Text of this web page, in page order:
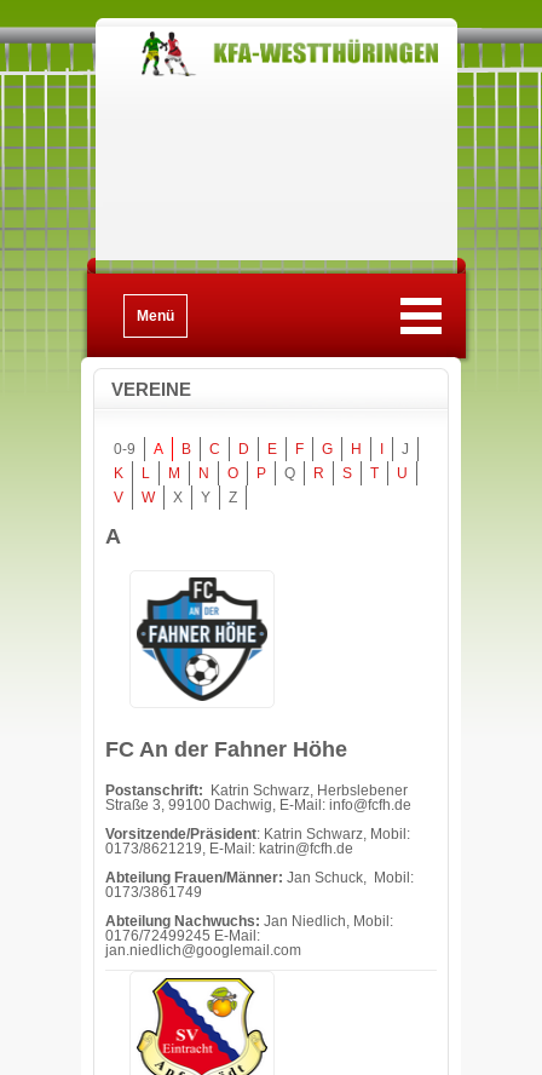
Menü
VEREINE
0-9 A B C D E F G H
J
K
L M N O P Q R S T
U
V
W X Y Z
A
FC An der Fahner Höhe
Postanschrift:
Katrin Schwarz, Herbslebener
Straße 3, 99100 Dachwig, E-Mail: info@fcfh.de
Vorsitzende/Präsident: Katrin Schwarz, Mobil:
0173/8621219, E-Mail: katrin@fcfh.de
Abteilung Frauen/Männer: Jan Schuck, Mobil:
0173/3861749
Abteilung Nachwuchs: Jan Niedlich, Mobil:
0176/72499245 E-Mail:
jan.niedlich@googlemail.com